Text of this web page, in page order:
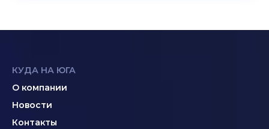
КУДА НА ЮГА
О компании
Новости
Контакты